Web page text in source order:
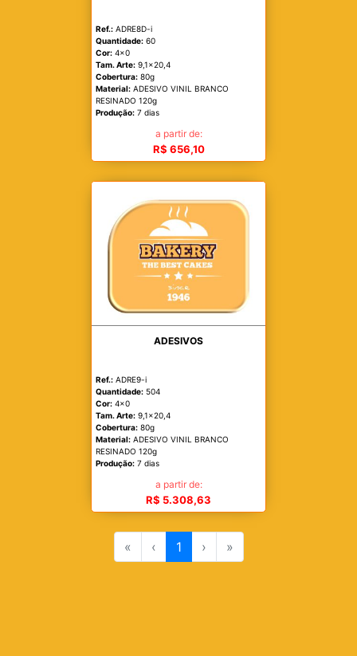
Ref.: ADRE8D-i
Quantidade: 60
Cor: 4x0
Tam. Arte: 9,1x20,4
Cobertura: 80g
Material: ADESIVO VINIL BRANCO
RESINADO 120g
Produção: 7 dias
a partir de:
R$ 656,10
ADESIVOS
Ref.: ADRE9-i
Quantidade: 504
Cor: 4x0
Tam. Arte: 9,1x20,4
Cobertura: 80g
Material: ADESIVO VINIL BRANCO
RESINADO 120g
Produção: 7 dias
a partir de:
R$ 5.308,63
« ‹ 1 › »